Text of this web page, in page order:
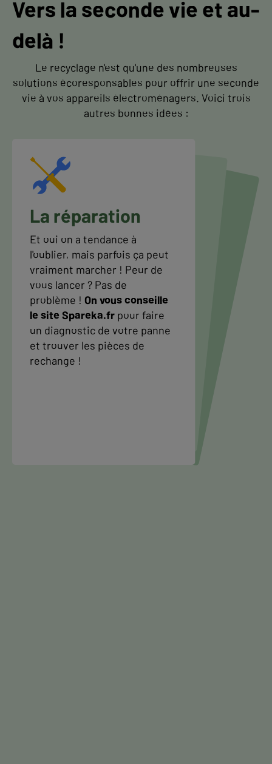
Vers la seconde vie et au-
delà !
Le recyclage n'est qu'une des nombreuses
solutions écoresponsables pour offrir une seconde
vie à vos appareils électroménagers. Voici trois
autres bonnes idées :
La réparation
Et oui on a tendance à
l'oublier, mais parfois ça peut
vraiment marcher ! Peur de
vous lancer ? Pas de
problème ! On vous conseille
le site Spareka.frpour faire
un diagnostic de votre panne
et trouver les pièces de
rechange !